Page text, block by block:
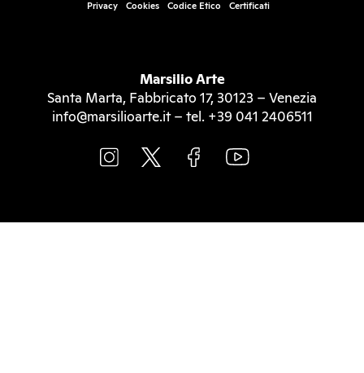
Privacy Cookies Codice Etico Certificati
Marsilio Arte
Santa Marta, Fabbricato 17, 30123 – Venezia
info@marsilioarte.it – tel. +39 041 2406511